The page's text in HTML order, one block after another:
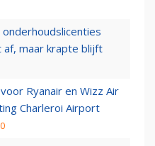
maar krapte blijft
Ryanair en Wizz Air
Charleroi Airport